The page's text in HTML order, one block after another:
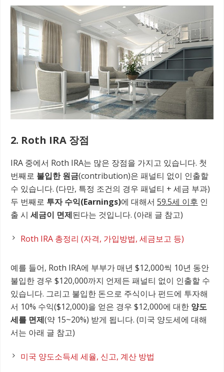
2. Roth IRA 장점
IRA 중에서 Roth IRA는 많은 장점을 가지고 있습니다. 첫
번째로 불입한 원금(contribution)은 패널티 없이 인출할
수 있습니다. (다만, 특정 조건의 경우 패널티 + 세금 부과)
두 번째로 투자 수익(Earnings)에 대해서 59.5세 이후 인
출 시 세금이 면제된다는 것입니다. (아래 글 참고)
Roth IRA 총정리 (자격, 가입방법, 세금보고 등)
예를 들어, Roth IRA에 부부가 매년 $12,000씩 10년 동안
불입한 경우 $120,000까지 언제든 패널티 없이 인출할 수
있습니다. 그리고 불입한 돈으로 주식이나 펀드에 투자해
서 10% 수익($12,000)을 얻은 경우 $12,000에 대한 양도
세를 면제(약 15~20%) 받게 됩니다. (미국 양도세에 대해
서는 아래 글 참고)
미국 양도소득세 세율, 신고, 계산 방법